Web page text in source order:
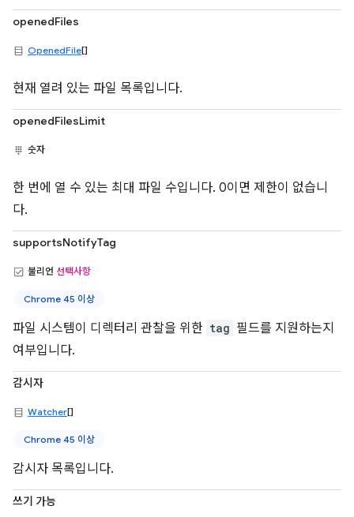
openedFiles
OpenedFile[]
현재 열려 있는 파일 목록입니다.
openedFilesLimit
숫자
한 번에 열 수 있는 최대 파일 수입니다. 0이면 제한이 없습니
다.
supportsNotifyTag
불리언 선택사항
Chrome 45 이상
파일 시스템이 디렉터리 관찰을 위한 tag 필드를 지원하는지
여부입니다.
감시자
Watcher[]
Chrome 45 이상
감시자 목록입니다.
쓰기 가능